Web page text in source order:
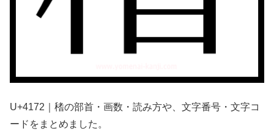
U+4172｜䅲の部首・画数・読み方や、文字番号・文字コ
ードをまとめました。